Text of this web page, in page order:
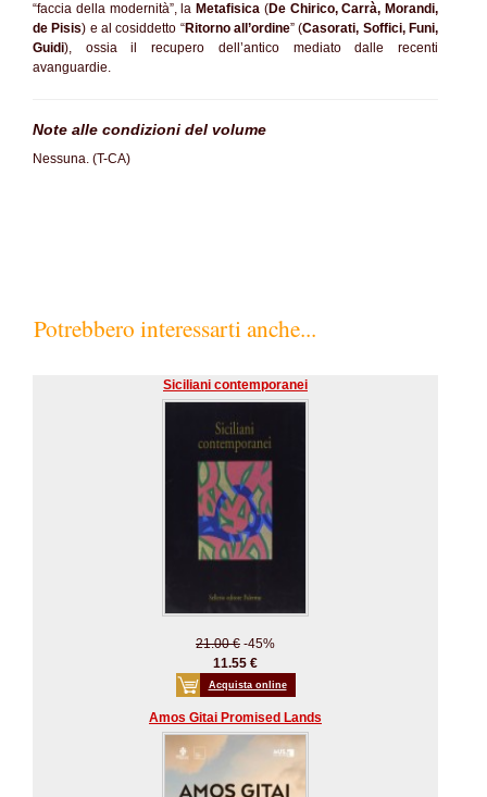
“faccia della modernità”, la Metafisica (De Chirico, Carrà, Morandi,
de Pisis) e al cosiddetto “Ritorno all’ordine” (Casorati, Soffici, Funi,
Guidi), ossia il recupero dell’antico mediato dalle recenti
avanguardie.
Note alle condizioni del volume
Nessuna. (T-CA)
Potrebbero interessarti anche...
Siciliani contemporanei
21.00 € -45%
11.55 €
Acquista online
Amos Gitai Promised Lands